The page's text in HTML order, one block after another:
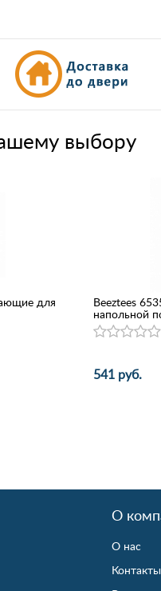
выбору
для Beeztees
напольной
541 руб.
О
О нас
Контакты